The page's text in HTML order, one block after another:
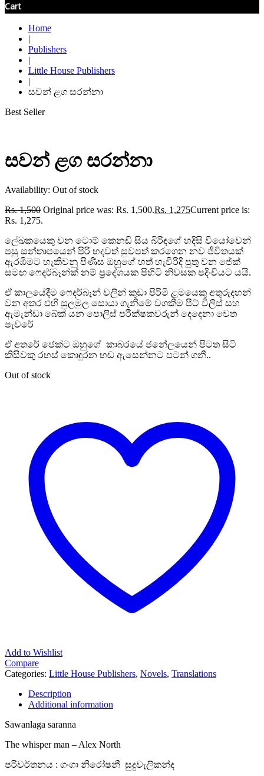
Cart
Home
|
Publishers
|
Little House Publishers
|
සවන් ළග සරන්නා
Best Seller
සවන් ළග සරන්නා
Availability: Out of stock
Rs.1,500 Original price was: Rs. 1,500.Rs. 1,275Current price is:
Rs. 1,275.
ලේඛකයෙකු වන ටොම් කෙනඩි සිය බිරිඳගේ හදිසි වියෝවෙන්
පසු සන්තාපයෙන් පිරි හදවත් සුවපත් කරගෙන නව ජීවිතයක්
ඇරඹිමට හැකිවනු පිණිස ඔහුගේ හත් හැවිරිදි පුතු වන ජේක්
සමඟ ෆෙදර්බෑන්ක් නම් ප්‍රදේශයක පිහිටි නිවසක පදිංචියට යයි.
ඒ කාලයේදීම ෆෙදර්බෑන් වලින් කුඩා පිරිමි ළමයෙකු අතුරුදහන්
වන අතර එහි සුලමුල සොයා ගැනීමේ වගකීම පීට් විලිස් සහ
ඇමැන්ඩා බේක් යන පොලිස් පරීක්ෂකවරුන් දෙදෙනා වෙත
පැවරේ
ඒ අතරේ ජෙක්ට ඔහුගේ කාබරයේ ජනේලයෙන් පිටත සිටි
කිසිවකු රහස් කොඳුරන හඬ ඇසෙන්නට පටන් ගනී..
Out of stock
Add to Wishlist
Compare
Categories: Little House Publishers, Novels, Translations
Description
Additional information
Sawanlaga saranna
The whisper man – Alex North
පරිවර්තනය : ගංගා නිරෝෂනී සුදුවැලිකන්ද